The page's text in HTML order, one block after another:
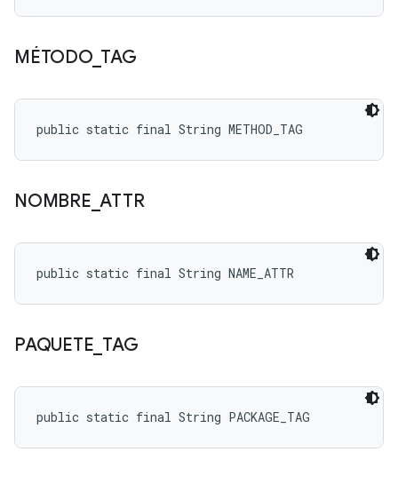
MÉTODO_ TAG
public static final String METHOD_TAG
NOMBRE _ATTR
public static final String NAME_ATTR
PAQUETE TAG
public static final String PACKAGE_TAG